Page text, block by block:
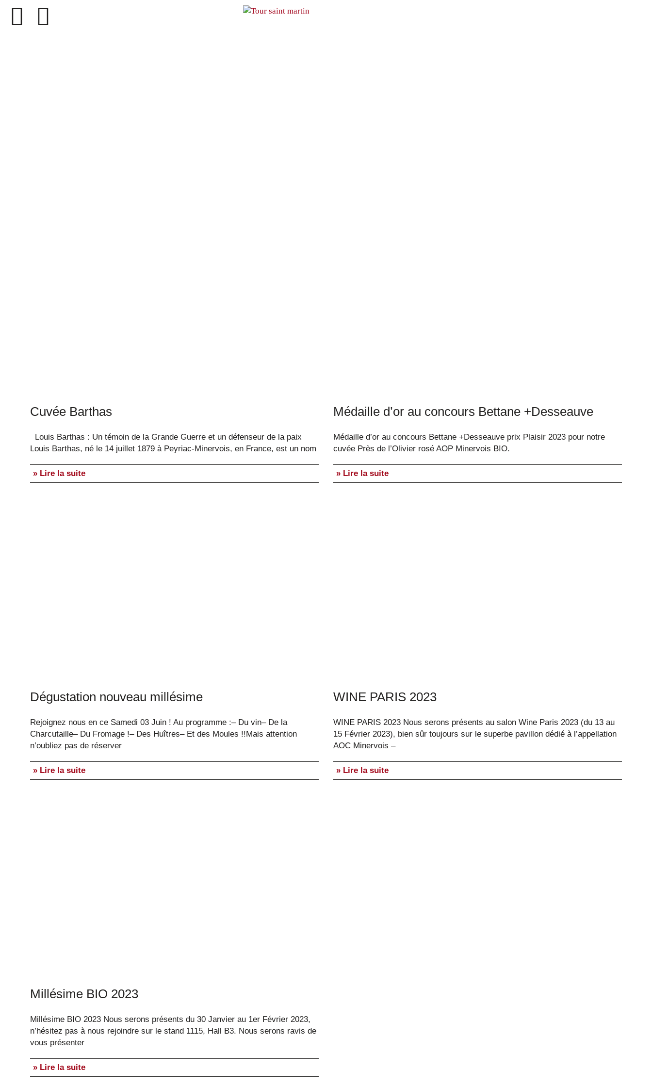
Cuvée Barthas
Louis Barthas : Un témoin de la Grande Guerre et un défenseur de la paix
Louis Barthas, né le 14 juillet 1879 à Peyriac-Minervois, en France, est un nom
» Lire la suite
Médaille d’or au concours Bettane +Desseauve
Médaille d’or au concours Bettane +Desseauve prix Plaisir 2023 pour notre
cuvée Près de l’Olivier rosé AOP Minervois BIO.
» Lire la suite
Dégustation nouveau millésime
Rejoignez nous en ce Samedi 03 Juin ! Au programme :– Du vin– De la
Charcutaille– Du Fromage !– Des Huîtres– Et des Moules !!Mais attention
n’oubliez pas de réserver
» Lire la suite
WINE PARIS 2023
WINE PARIS 2023 Nous serons présents au salon Wine Paris 2023 (du 13 au
15 Février 2023), bien sûr toujours sur le superbe pavillon dédié à l’appellation
AOC Minervois –
» Lire la suite
Millésime BIO 2023
Millésime BIO 2023 Nous serons présents du 30 Janvier au 1er Février 2023,
n’hésitez pas à nous rejoindre sur le stand 1115, Hall B3. Nous serons ravis de
vous présenter
» Lire la suite